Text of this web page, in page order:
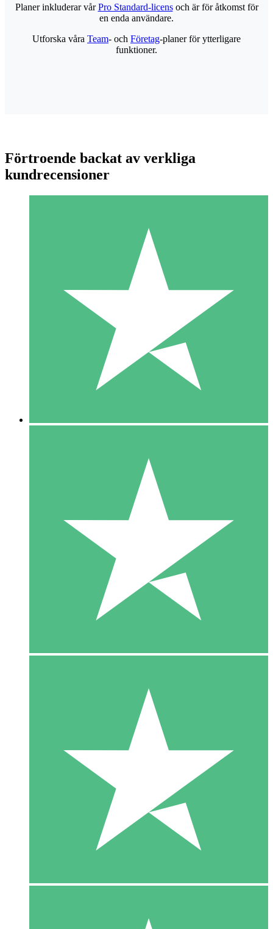
Individuella Kreditpaket
Betala per användning med nedladdningskrediter. Inget
1 Nedladdningar
10 00
10 Nedladdningar
20 00
Planer inkluderar vårPro Standard-licensoch är för åtkomst för
en enda användare.
Utforska våra Team- och Företag-planer för ytterligare
funktioner.
Förtroende backat av verkliga
kundrecensioner